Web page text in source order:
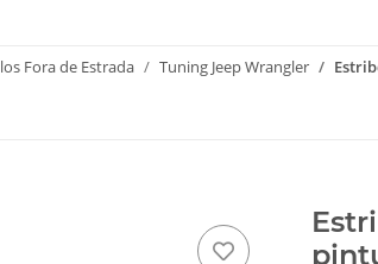
Fora de Estrada Tuning Jeep Wrangler